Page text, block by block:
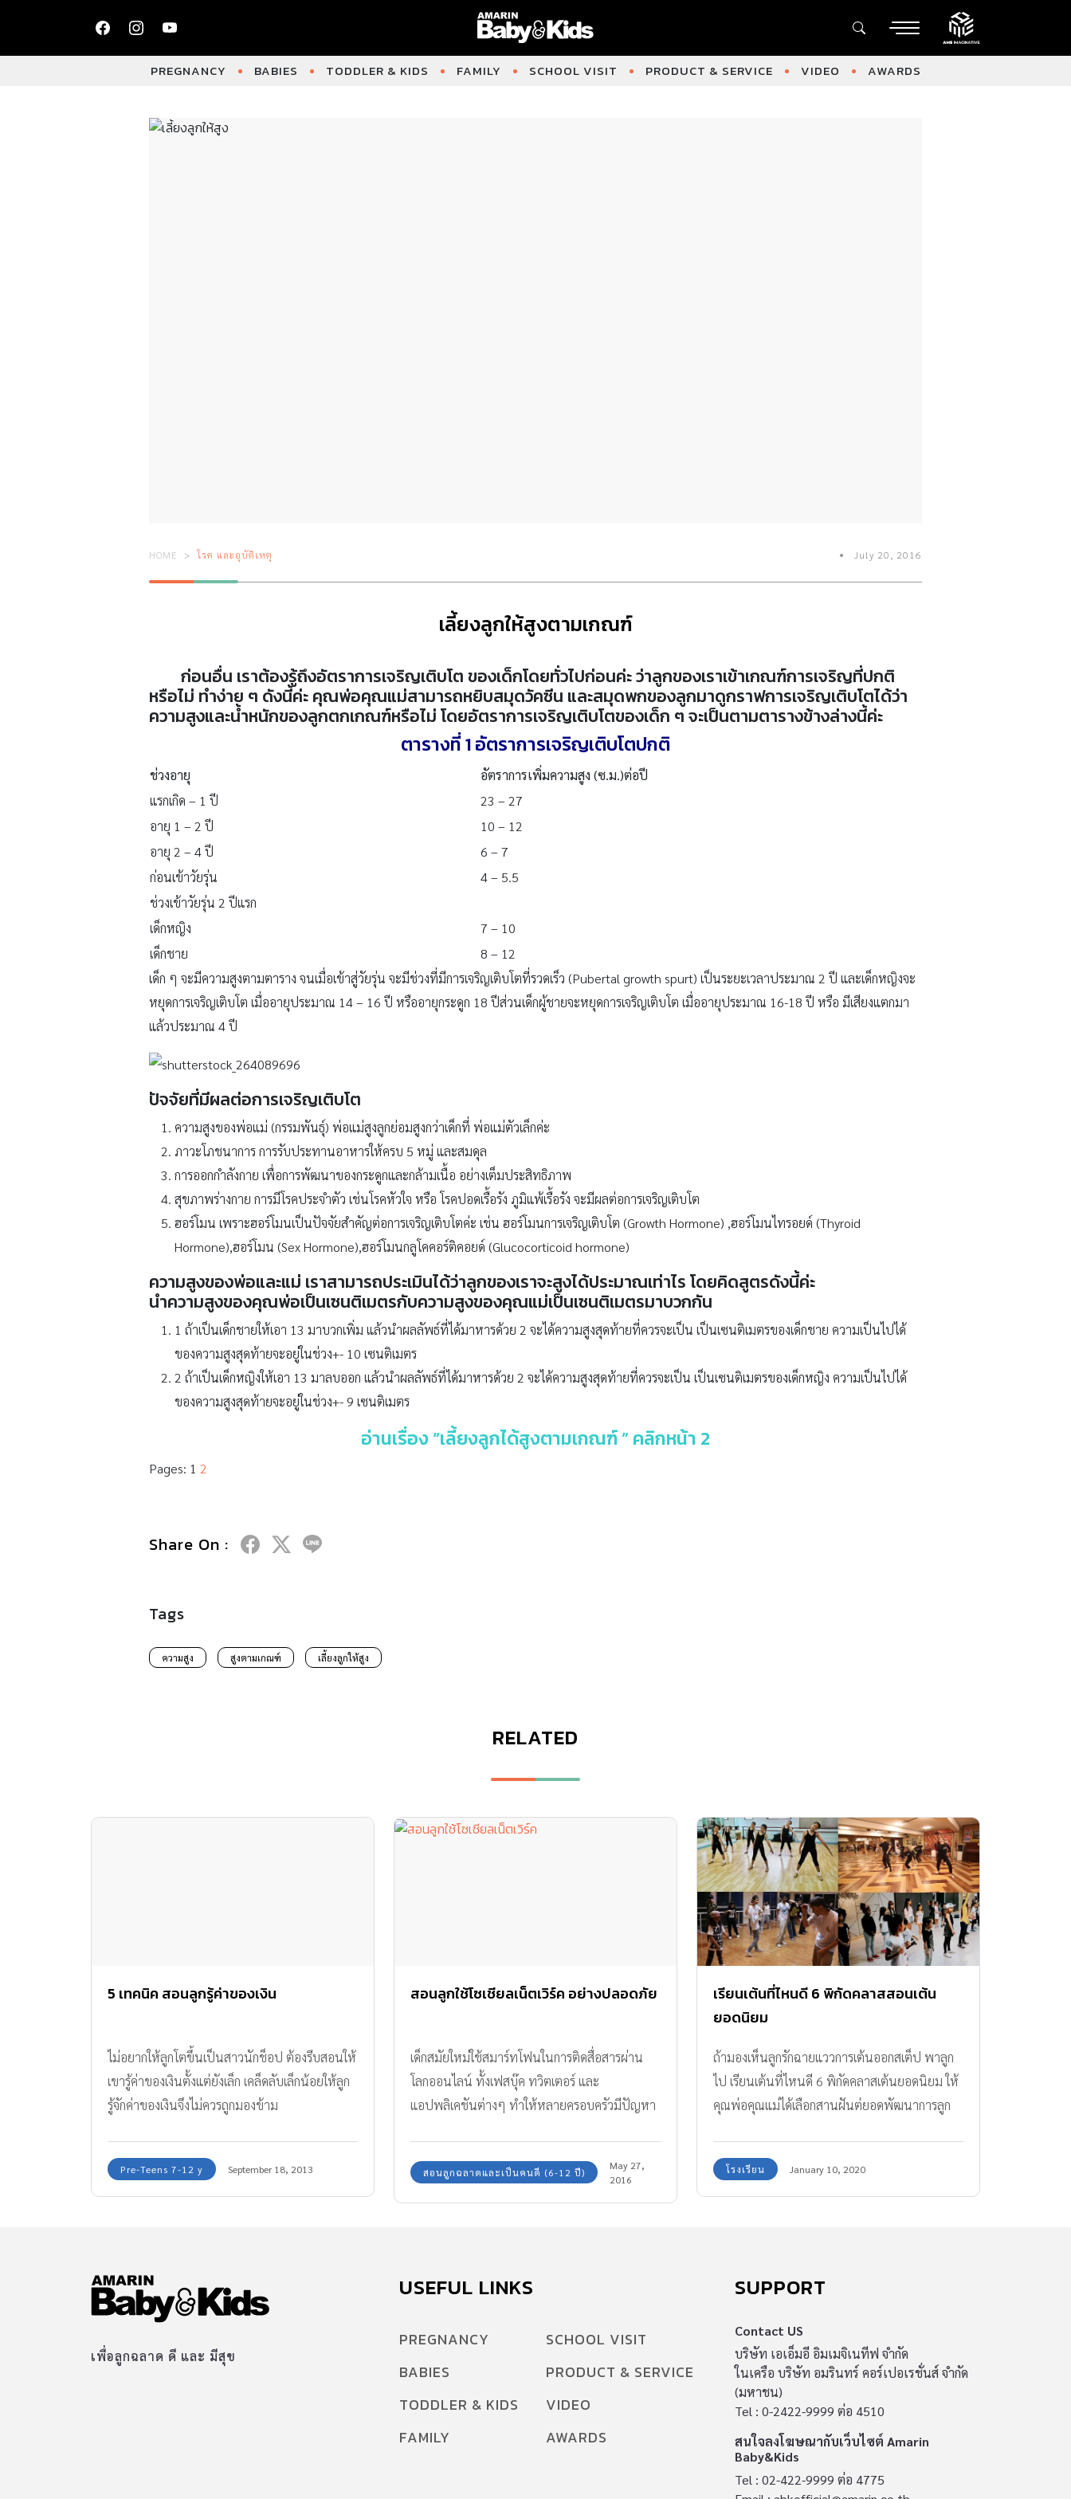
PREGNANCY BABIES TODDLER & KIDS FAMILY SCHOOL VISIT PRODUCT & SERVICE VIDEO AWARDS
HOME โรค และอุบัติเหตุ July 20, 2016
เลี้ยงลูกให้สูงตามเกณฑ์
ก่อนอื่น เราต้องรู้ถึงอัตราการเจริญเติบโต ของเด็กโดยทั่วไปก่อนค่ะ ว่าลูกของเราเข้าเกณฑ์การเจริญที่ปกติ
หรือไม่ ทำง่าย ๆ ดังนี้ค่ะ คุณพ่อคุณแม่สามารถหยิบสมุดวัคซีน และสมุดพกของลูกมาดูกราฟการเจริญเติบโตได้ว่า
ความสูงและน้ำหนักของลูกตกเกณฑ์หรือไม่ โดยอัตราการเจริญเติบโตของเด็ก ๆ จะเป็นตามตารางข้างล่างนี้ค่ะ
ตารางที่ 1 อัตราการเจริญเติบโตปกติ
ช่วงอายุ
อัตราการเพิ่มความสูง (ซ.ม.)ต่อปี
แรกเกิด – 1 ปี
23 – 27
อายุ 1 – 2 ปี
10 – 12
อายุ 2 – 4 ปี
6 – 7
ก่อนเข้าวัยรุ่น
4 – 5.5
ช่วงเข้าวัยรุ่น 2 ปีแรก
เด็กหญิง
7 – 10
เด็กชาย
8 – 12
เด็ก ๆ จะมีความสูงตามตาราง จนเมื่อเข้าสู่วัยรุ่น จะมีช่วงที่มีการเจริญเติบโตที่รวดเร็ว (Pubertal growth spurt) เป็นระยะเวลาประมาณ 2 ปี และเด็กหญิงจะ
หยุดการเจริญเติบโต เมื่ออายุประมาณ 14 – 16 ปี หรืออายุกระดูก 18 ปีส่วนเด็กผู้ชายจะหยุดการเจริญเติบโต เมื่ออายุประมาณ 16-18 ปี หรือ มีเสียงแตกมา
แล้วประมาณ 4 ปี
ปัจจัยที่มีผลต่อการเจริญเติบโต
ความสูงของพ่อแม่ (กรรมพันธุ์) พ่อแม่สูงลูกย่อมสูงกว่าเด็กที่ พ่อแม่ตัวเล็กค่ะ
ภาวะโภชนาการ การรับประทานอาหารให้ครบ 5 หมู่ และสมดุล
การออกกำลังกาย เพื่อการพัฒนาของกระดูกและกล้ามเนื้อ อย่างเต็มประสิทธิภาพ
สุขภาพร่างกาย การมีโรคประจำตัว เช่นโรคหัวใจ หรือ โรคปอดเรื้อรัง ภูมิแพ้เรื้อรัง จะมีผลต่อการเจริญเติบโต
ฮอร์โมน เพราะฮอร์โมนเป็นปัจจัยสำคัญต่อการเจริญเติบโตค่ะ เช่น ฮอร์โมนการเจริญเติบโต (Growth Hormone) ,ฮอร์โมนไทรอยด์ (Thyroid
Hormone),ฮอร์โมน (Sex Hormone),ฮอร์โมนกลูโคคอร์ติคอยด์ (Glucocorticoid hormone)
ความสูงของพ่อและแม่ เราสามารถประเมินได้ว่าลูกของเราจะสูงได้ประมาณเท่าไร โดยคิดสูตรดังนี้ค่ะ
นำความสูงของคุณพ่อเป็นเซนติเมตรกับความสูงของคุณแม่เป็นเซนติเมตรมาบวกกัน
1 ถ้าเป็นเด็กชายให้เอา 13 มาบวกเพิ่ม แล้วนำผลลัพธ์ที่ได้มาหารด้วย 2 จะได้ความสูงสุดท้ายที่ควรจะเป็น เป็นเซนติเมตรของเด็กชาย ความเป็นไปได้
ของความสูงสุดท้ายจะอยู่ในช่วง+- 10 เซนติเมตร
2 ถ้าเป็นเด็กหญิงให้เอา 13 มาลบออก แล้วนำผลลัพธ์ที่ได้มาหารด้วย 2 จะได้ความสูงสุดท้ายที่ควรจะเป็น เป็นเซนติเมตรของเด็กหญิง ความเป็นไปได้
ของความสูงสุดท้ายจะอยู่ในช่วง+- 9 เซนติเมตร
อ่านเรื่อง “เลี้ยงลูกได้สูงตามเกณฑ์ ” คลิกหน้า 2
Pages: 1 2
Share On :
Tags
ความสูง สูงตามเกณฑ์ เลี้ยงลูกให้สูง
RELATED
5 เทคนิค สอนลูกรู้ค่าของเงิน
ไม่อยากให้ลูกโตขึ้นเป็นสาวนักช็อป ต้องรีบสอนให้
เขารู้ค่าของเงินตั้งแต่ยังเล็ก เคล็ดลับเล็กน้อยให้ลูก
รู้จักค่าของเงินจึงไม่ควรถูกมองข้าม
Pre-Teens 7-12 y September 18, 2013
สอนลูกใช้โซเชียลเน็ตเวิร์ค อย่างปลอดภัย
เด็กสมัยใหม่ใช้สมาร์ทโฟนในการติดสื่อสารผ่าน
โลกออนไลน์ ทั้งเฟสบุ๊ค ทวิตเตอร์ และ
แอปพลิเคชันต่างๆ ทำให้หลายครอบครัวมีปัญหา
สอนลูกใช้โซเชียลเน็ตเวิร์ค อย่างถูกวิธี
สอนลูกฉลาดและเป็นคนดี (6-12 ปี)
May 27,
2016
เรียนเต้นที่ไหนดี 6 พิกัดคลาสสอนเต้น
ยอดนิยม
ถ้ามองเห็นลูกรักฉายแววการเต้นออกสเต็ป พาลูก
ไป เรียนเต้นที่ไหนดี 6 พิกัดคลาสเต้นยอดนิยม ให้
คุณพ่อคุณแม่ได้เลือกสานฝันต่ยอดพัฒนาการลูก
โรงเรียน January 10, 2020
เพื่อลูกฉลาด ดี และ มีสุข
USEFUL LINKS
PREGNANCY
BABIES
TODDLER & KIDS
FAMILY
SCHOOL VISIT
PRODUCT & SERVICE
VIDEO
AWARDS
SUPPORT
Contact US
บริษัท เอเอ็มอี อิมเมจิเนทีฟ จำกัด
ในเครือ บริษัท อมรินทร์ คอร์เปอเรชั่นส์ จำกัด
(มหาชน)
Tel : 0-2422-9999 ต่อ 4510
สนใจลงโฆษณากับเว็บไซต์ Amarin
Baby&Kids
Tel : 02-422-9999 ต่อ 4775